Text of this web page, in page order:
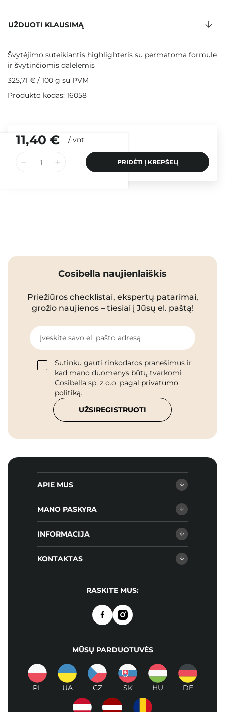
11,40 € / vnt.
PRIDĖTI Į KREPŠELĮ
UŽDUOTI KLAUSIMĄ
Švytėjimo suteikiantis highlighteris su permatoma formule
ir švytinčiomis dalelėmis
325,71 € / 100 g su PVM
Produkto kodas: 16058
Cosibella naujienlaiškis
Priežiūros checklistai, ekspertų patarimai,
grožio naujienos – tiesiai į Jūsų el. paštą!
Įveskite savo el. pašto adresą
Sutinku gauti rinkodaros pranešimus ir
kad mano duomenys būtų tvarkomi
Cosibella sp. z o.o. pagal privatumo
politiką.
UŽSIREGISTRUOTI
APIE MUS
MANO PASKYRA
INFORMACIJA
KONTAKTAS
RASKITE MUS:
MŪSŲ PARDUOTUVĖS
PL UA CZ SK HU DE